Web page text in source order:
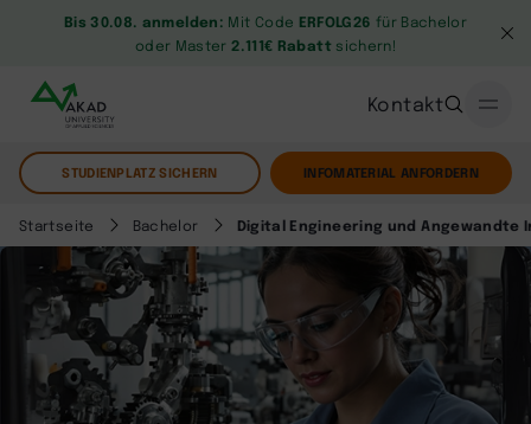
Bis 30.08. anmelden: Mit Code ERFOLG26 für Bachelor
oder Master2.111€ Rabattsichern!
Kontakt
STUDIENPLATZ SICHERN INFOMATERIAL ANFORDERN
Startseite Bachelor Digital Engineering und Angewandte